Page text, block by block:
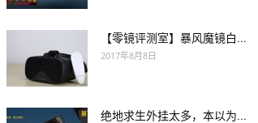
【零镜评测室】暴风魔镜白...
2017年8月8日
绝地求生外挂太多，本以为...